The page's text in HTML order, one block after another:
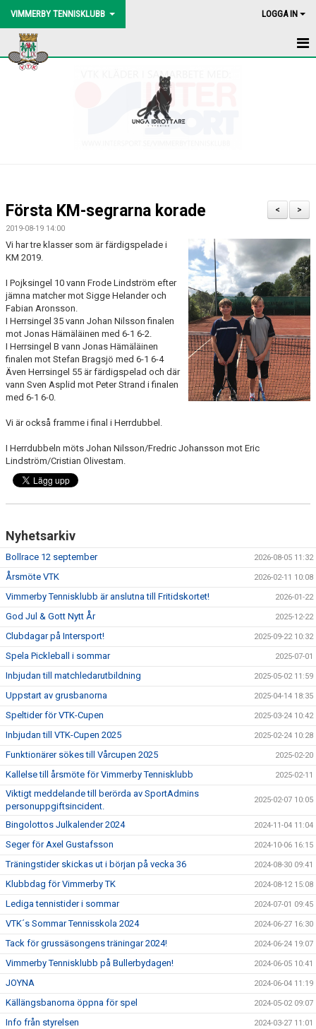
VIMMERBY TENNISKLUBB LOGGA IN
HEM
UTEBANORNA
AKTIVITETER
KONTAKT
KALENDER
>
<
Första KM-segrarna korade
2019-08-19 14:00
Vi har tre klasser som är färdigspelade i
KM 2019.
I Pojksingel 10 vann Frode Lindström efter
jämna matcher mot Sigge Helander och
Fabian Aronsson.
I Herrsingel 35 vann Johan Nilsson finalen
mot Jonas Hämäläinen med 6-1 6-2.
I Herrsingel B vann Jonas Hämäläinen
finalen mot Stefan Bragsjö med 6-1 6-4
Även Herrsingel 55 är färdigspelad och där
vann Sven Asplid mot Peter Strand i finalen
med 6-1 6-0.
Vi är också framme i final i Herrdubbel.
I Herrdubbeln möts Johan Nilsson/Fredric Johansson mot Eric
Lindström/Cristian Olivestam.
Nyhetsarkiv
Bollrace 12 september 2026-08-05 11:32
Årsmöte VTK 2026-02-11 10:08
Vimmerby Tennisklubb är anslutna till Fritidskortet! 2026-01-22
God Jul & Gott Nytt År 2025-12-22
Clubdagar på Intersport! 2025-09-22 10:32
Spela Pickleball i sommar 2025-07-01
Inbjudan till matchledarutbildning 2025-05-02 11:59
Uppstart av grusbanorna 2025-04-14 18:35
Speltider för VTK-Cupen 2025-03-24 10:42
Inbjudan till VTK-Cupen 2025 2025-02-24 10:28
Funktionärer sökes till Vårcupen 2025 2025-02-20
Kallelse till årsmöte för Vimmerby Tennisklubb 2025-02-11
Viktigt meddelande till berörda av SportAdmins
personuppgiftsincident.
2025-02-07 10:05
Bingolottos Julkalender 2024 2024-11-04 11:04
Seger för Axel Gustafsson 2024-10-06 16:15
Träningstider skickas ut i början på vecka 36 2024-08-30 09:41
Klubbdag för Vimmerby TK 2024-08-12 15:08
Lediga tennistider i sommar 2024-07-01 09:45
VTK´s Sommar Tennisskola 2024 2024-06-27 16:30
Tack för grussäsongens träningar 2024! 2024-06-24 19:07
Vimmerby Tennisklubb på Bullerbydagen! 2024-06-05 10:41
JOYNA 2024-06-04 11:19
Källängsbanorna öppna för spel 2024-05-02 09:07
Info från styrelsen 2024-03-27 11:01